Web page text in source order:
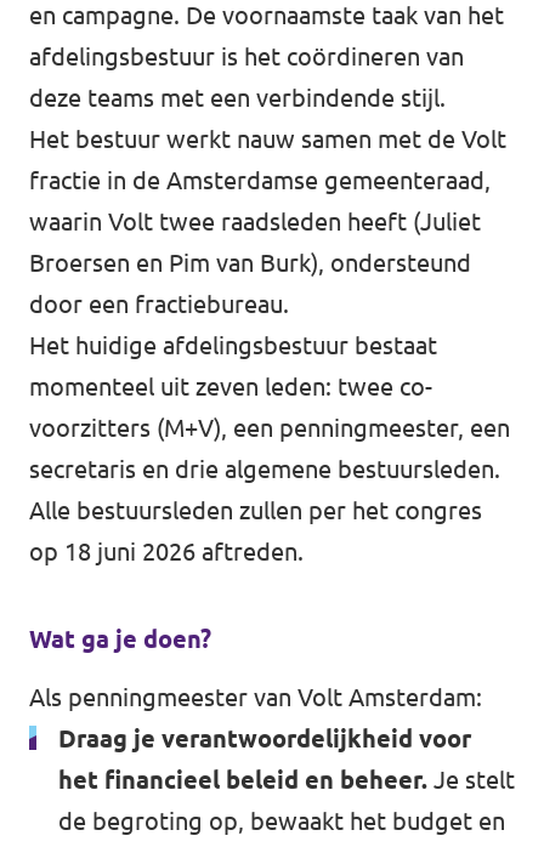
Contact
en campagne. De voornaamste taak van het
afdelingsbestuur is het coördineren van
deze teams met een verbindende stijl.
Het bestuur werkt nauw samen met de Volt
fractie in de Amsterdamse gemeenteraad,
waarin Volt twee raadsleden heeft (Juliet
Broersen en Pim van Burk), ondersteund
door een fractiebureau.
Het huidige afdelingsbestuur bestaat
momenteel uit zeven leden: twee co-
voorzitters (M+V), een penningmeester, een
secretaris en drie algemene bestuursleden.
Alle bestuursleden zullen per het congres
op 18 juni 2026 aftreden.
Wat ga je doen?
Als penningmeester van Volt Amsterdam:
Draag je verantwoordelijkheid voor
het financieel beleid en beheer. Je stelt
de begroting op, bewaakt het budget en